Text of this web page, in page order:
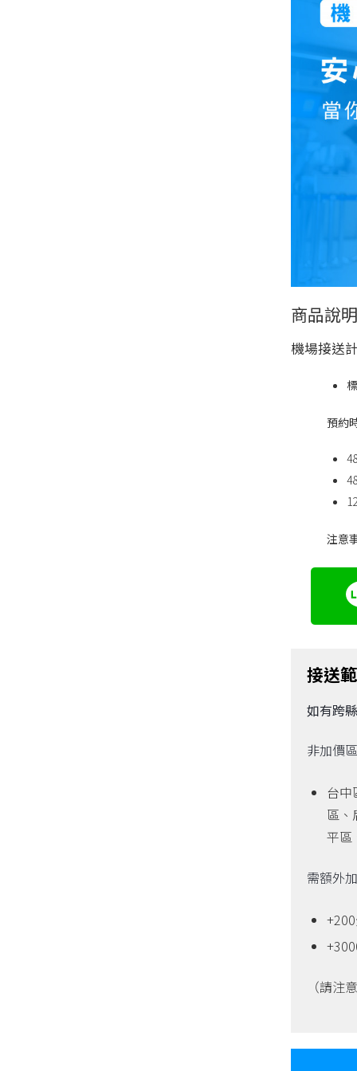
商品說
機場接送
預約
注意
接送
如有跨
非加價
台中
區、
平區
需額外
（請